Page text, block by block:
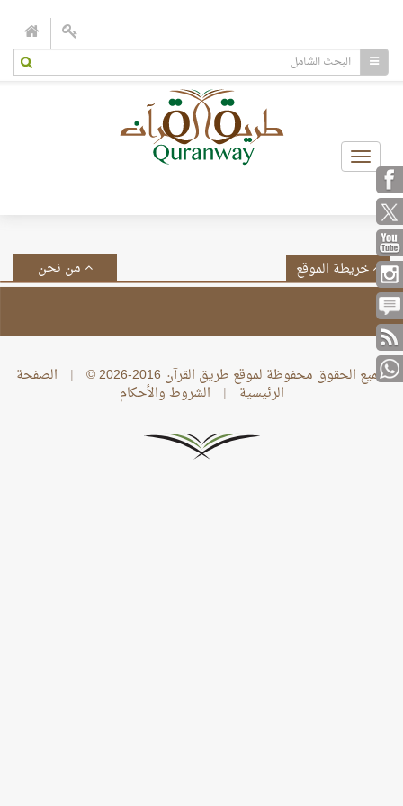
Toggle
navigation
من نحن خريطة الموقع
جميع الحقوق محفوظة لموقع طريق القرآن 2016-2026 © | الصفحة
الرئيسية | الشروط والأحكام